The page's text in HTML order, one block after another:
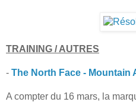
TRAINING / AUTRES
- The North Face - Mountain
A compter du 16 mars, la